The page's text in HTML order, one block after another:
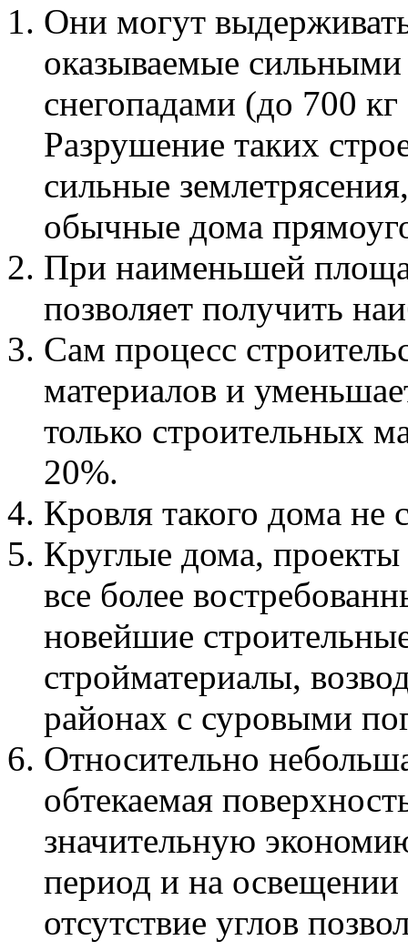
Они могут
оказываемые
снегопадами (до 700
Разрушение таких
сильные
обычные дома
При наименьшей
позволяет получить
Сам процесс
материалов и
только строительных
20%.
Кровля такого дома не
Круглые дома, проекты
все более
новейшие
стройматериалы,
районах с суровыми
Относительно
обтекаемая
значительную
период и на освещении
отсутствие углов